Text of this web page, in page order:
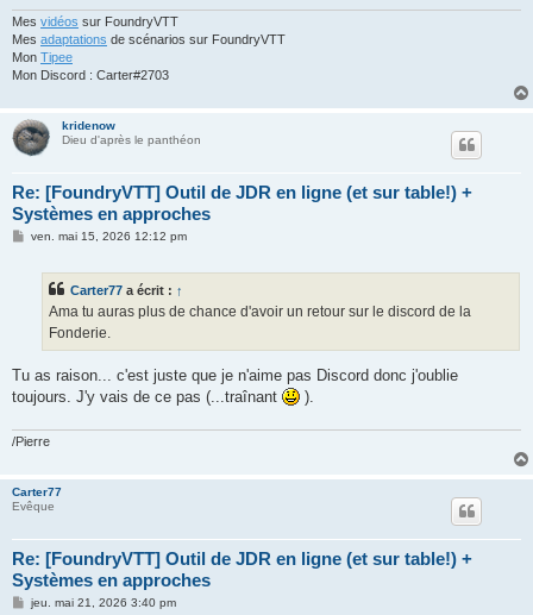
Mes vidéos sur FoundryVTT
Mes adaptations de scénarios sur FoundryVTT
Mon Tipee
Mon Discord : Carter#2703
kridenow
Dieu d'après le panthéon
Re: [FoundryVTT] Outil de JDR en ligne (et sur table!) +
Systèmes en approches
Mven. mai 15, 2026 12:12 pm
Carter77 a écrit : ↑
Ama tu auras plus de chance d'avoir un retour sur le discord de la
Fonderie.
Tu as raison... c'est juste que je n'aime pas Discord donc j'oublie
toujours. J'y vais de ce pas (...traînant
).
/Pierre
Carter77
Evêque
Re: [FoundryVTT] Outil de JDR en ligne (et sur table!) +
Systèmes en approches
Mjeu. mai 21, 2026 3:40 pm